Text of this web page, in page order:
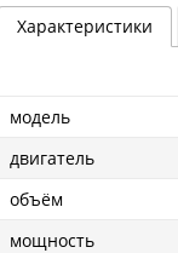
Характеристики
модель
двигатель
объём
мощность